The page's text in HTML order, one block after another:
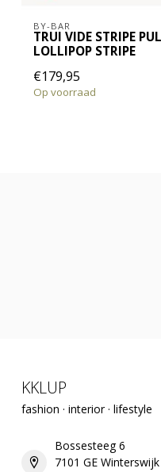
BY-BAR
TRUI VIDE STRIPE
LOLLIPOP STRIPE
€179,95
Op voorraad
KKLUP
fashion · interior · lifestyle
Bossesteeg 6
7101 GE Winterswijk